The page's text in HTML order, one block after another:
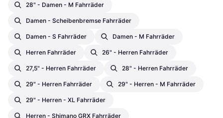
28" - Damen - M Fahrräder
Damen - Scheibenbremse Fahrräder
Damen - S Fahrräder Damen - M Fahrräder
Herren Fahrräder 26" - Herren Fahrräder
27,5" - Herren Fahrräder 28" - Herren Fahrräder
29" - Herren Fahrräder 29" - Herren - M Fahrräder
29" - Herren - XL Fahrräder
Herren - Shimano GRX Fahrräder